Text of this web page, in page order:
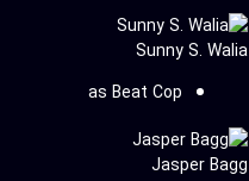
Sunny S. Walia
as Beat Cop
Jasper Bagg